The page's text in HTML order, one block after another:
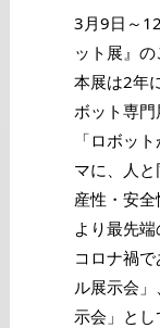
3月9日～
ット展』の
本展は2年
ボット専門
「ロボッ
マに、人
産性・安
より最先端
コロナ禍
ル展示会
示会」とし